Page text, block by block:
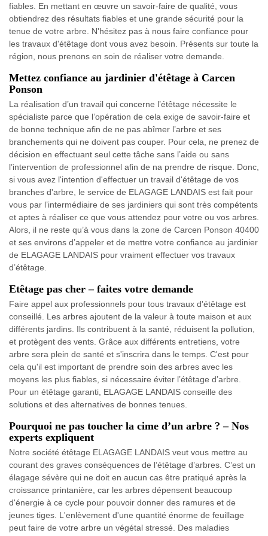
fiables. En mettant en œuvre un savoir-faire de qualité, vous
obtiendrez des résultats fiables et une grande sécurité pour la
tenue de votre arbre. N'hésitez pas à nous faire confiance pour
les travaux d'étêtage dont vous avez besoin. Présents sur toute la
région, nous prenons en soin de réaliser votre demande.
Mettez confiance au jardinier d'étêtage à Carcen
Ponson
La réalisation d’un travail qui concerne l’étêtage nécessite le
spécialiste parce que l’opération de cela exige de savoir-faire et
de bonne technique afin de ne pas abîmer l’arbre et ses
branchements qui ne doivent pas couper. Pour cela, ne prenez de
décision en effectuant seul cette tâche sans l’aide ou sans
l’intervention de professionnel afin de na prendre de risque. Donc,
si vous avez l'intention d'effectuer un travail d'étêtage de vos
branches d'arbre, le service de ELAGAGE LANDAIS est fait pour
vous par l’intermédiaire de ses jardiniers qui sont très compétents
et aptes à réaliser ce que vous attendez pour votre ou vos arbres.
Alors, il ne reste qu’à vous dans la zone de Carcen Ponson 40400
et ses environs d’appeler et de mettre votre confiance au jardinier
de ELAGAGE LANDAIS pour vraiment effectuer vos travaux
d’étêtage.
Etêtage pas cher – faites votre demande
Faire appel aux professionnels pour tous travaux d'étêtage est
conseillé. Les arbres ajoutent de la valeur à toute maison et aux
différents jardins. Ils contribuent à la santé, réduisent la pollution,
et protègent des vents. Grâce aux différents entretiens, votre
arbre sera plein de santé et s'inscrira dans le temps. C'est pour
cela qu'il est important de prendre soin des arbres avec les
moyens les plus fiables, si nécessaire éviter l’étêtage d’arbre.
Pour un étêtage garanti, ELAGAGE LANDAIS conseille des
solutions et des alternatives de bonnes tenues.
Pourquoi ne pas toucher la cime d’un arbre ? – Nos
experts expliquent
Notre société étêtage ELAGAGE LANDAIS veut vous mettre au
courant des graves conséquences de l’étêtage d’arbres. C’est un
élagage sévère qui ne doit en aucun cas être pratiqué après la
croissance printanière, car les arbres dépensent beaucoup
d'énergie à ce cycle pour pouvoir donner des ramures et de
jeunes tiges. L'enlèvement d'une quantité énorme de feuillage
peut faire de votre arbre un végétal stressé. Des maladies